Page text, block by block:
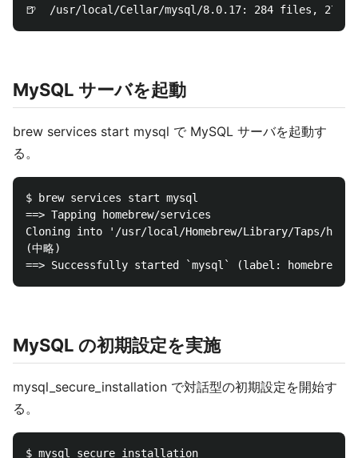
MySQL サーバを起動
brew services start mysql で MySQL サーバを起動す
る。
$ brew services start mysql
==> Tapping homebrew/services
Cloning into '/usr/local/Homebrew/Library/Taps/
(中略)
MySQL の初期設定を実施
mysql_secure_installation で対話型の初期設定を開始す
る。